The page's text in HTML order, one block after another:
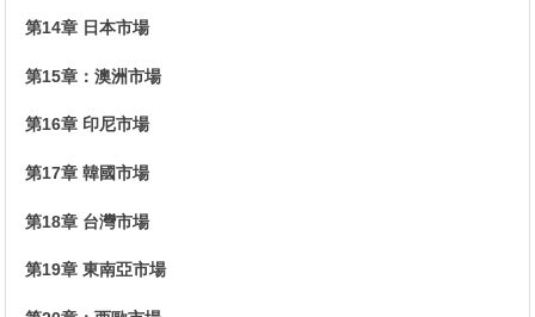
第14章 日本市場
第15章：澳洲市場
第16章 印尼市場
第17章 韓國市場
第18章 台灣市場
第19章 東南亞市場